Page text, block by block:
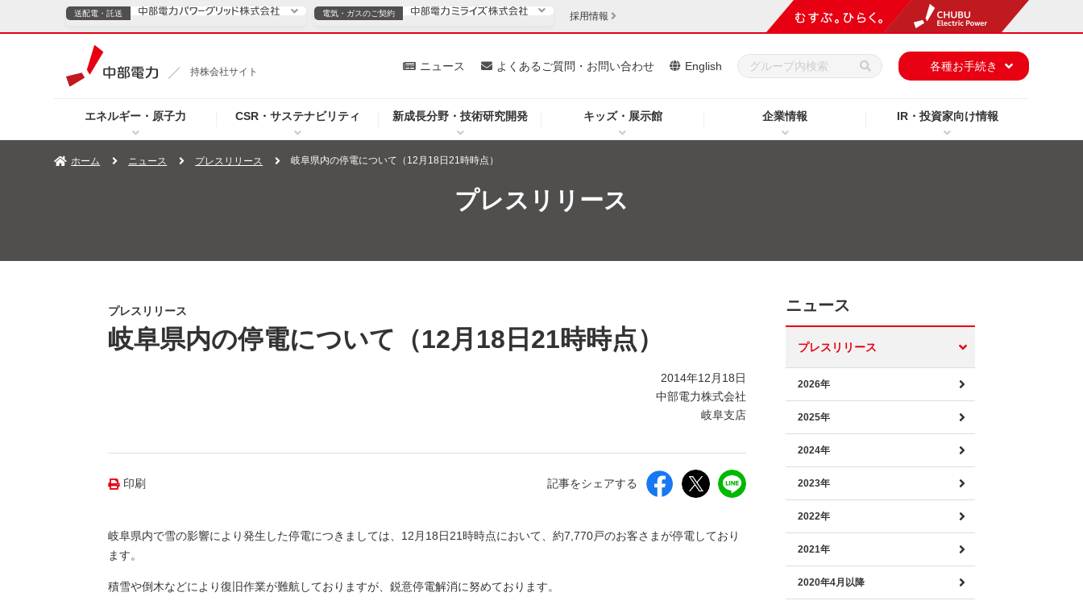
持株会社サイト
エネルギー・原子力 CSR・サステナビリティ 新成長分野・技術研究開発 キッズ・展示館 企業情報 IR・投資家向け情報
ニュース よくあるご質問・お問い合わせ English 各種お手続き
送配電・託送
TOPページへ ご案内 安定供給
企業情報
電気・ガスのご契約
電気・ガスのご契約
TOPページへ 個人のお客さま 法人のお客さま
採用情報
ホーム ニュース プレスリリース 岐阜県内の停電について（12月18日21時時点）
プレスリリース
プレスリリース
岐阜県内の停電について（12月18日21時時点）
2014年12月18日
中部電力株式会社
岐阜支店
印刷 記事をシェアする
岐阜県内で雪の影響により発生した停電につきましては、12月18日21時時点において、約7,770戸のお客さまが停電しており
ます。
積雪や倒木などにより復旧作業が難航しておりますが、鋭意停電解消に努めております。
ニュース
プレスリリース
2026年
2025年
2024年
2023年
2022年
2021年
2020年4月以降